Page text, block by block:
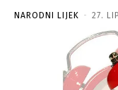
NARODNI LIJEK - 27.